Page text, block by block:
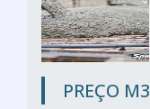
PREÇO